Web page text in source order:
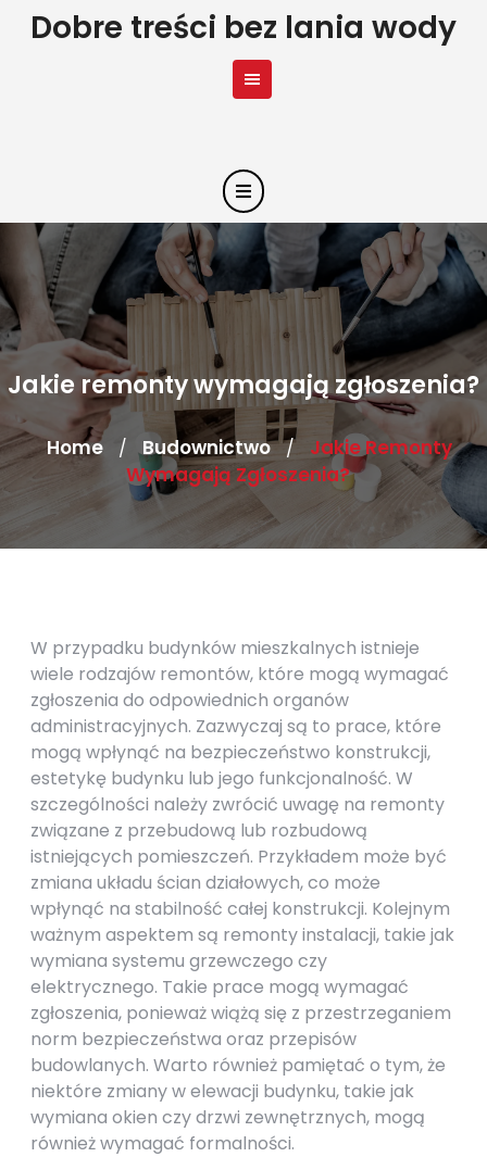
SkipDobre treści bez lania wody
Jakie remonty wymagają zgłoszenia?
Home / Budownictwo /
Jakie Remonty
Wymagają Zgłoszenia?
W przypadku budynków mieszkalnych istnieje
wiele rodzajów remontów, które mogą wymagać
zgłoszenia do odpowiednich organów
administracyjnych. Zazwyczaj są to prace, które
mogą wpłynąć na bezpieczeństwo konstrukcji,
estetykę budynku lub jego funkcjonalność. W
szczególności należy zwrócić uwagę na remonty
związane z przebudową lub rozbudową
istniejących pomieszczeń. Przykładem może być
zmiana układu ścian działowych, co może
wpłynąć na stabilność całej konstrukcji. Kolejnym
ważnym aspektem są remonty instalacji, takie jak
wymiana systemu grzewczego czy
elektrycznego. Takie prace mogą wymagać
zgłoszenia, ponieważ wiążą się z przestrzeganiem
norm bezpieczeństwa oraz przepisów
budowlanych. Warto również pamiętać o tym, że
niektóre zmiany w elewacji budynku, takie jak
wymiana okien czy drzwi zewnętrznych, mogą
również wymagać formalności.